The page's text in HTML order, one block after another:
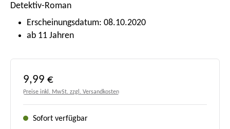
Detektiv-Roman
Erscheinungsdatum: 08.10.2020
ab 11 Jahren
Regulärer Preis:
9,99 €
Preise inkl. MwSt. zzgl. Versandkosten
Sofort verfügbar